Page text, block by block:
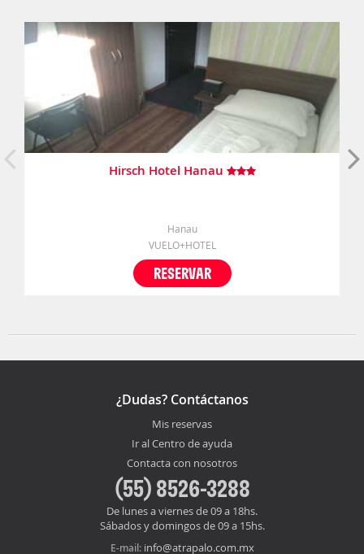
Hirsch Hotel Hanau
Hanau
VUELO+HOTEL
RESERVAR
¿Dudas? Contáctanos
Mis reservas
Ir al Centro de ayuda
Contacta con nosotros
(55) 8526-3288
De lunes a viernes de 09 a 18hs.
Sábados y domingos de 09 a 15hs.
E-mail: info@atrapalo.com.mx